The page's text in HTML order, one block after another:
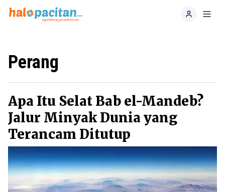
Home
Perang
Apa Itu Selat Bab el-Mandeb?
Jalur Minyak Dunia yang
Terancam Ditutup